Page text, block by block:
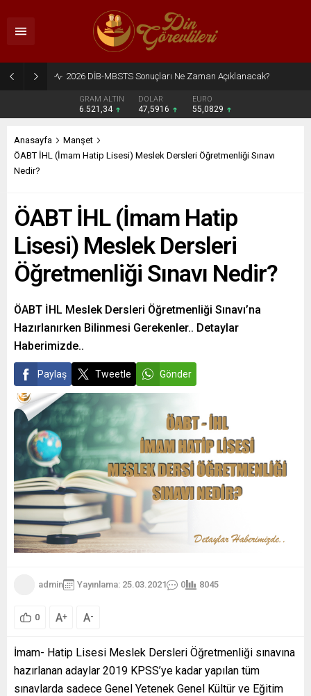
2026 DİB-MBSTS Ne Zaman?
GRAM ALTIN
6.521,34
DOLAR
47,5916
EURO
55,0829
Anasayfa
Manşet
ÖABT İHL (İmam Hatip Lisesi) Meslek Dersleri Öğretmenliği Sınavı
Nedir?
ÖABT İHL (İmam Hatip
Lisesi) Meslek Dersleri
Öğretmenliği Sınavı Nedir?
ÖABT İHL Meslek Dersleri Öğretmenliği Sınavı’na
Hazırlanırken Bilinmesi Gerekenler.. Detaylar
Haberimizde..
Paylaş Tweetle Gönder
admin Yayınlama: 25.03.2021 0 8045
0 A+ A-
İmam- Hatip Lisesi Meslek Dersleri Öğretmenliği sınavına
hazırlanan adaylar 2019 KPSS’ye kadar yapılan tüm
sınavlarda sadece Genel Yetenek Genel Kültür ve Eğitim